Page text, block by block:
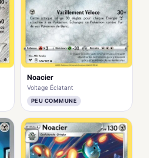
Noacier
Voltage Éclatant
PEU COMMUNE